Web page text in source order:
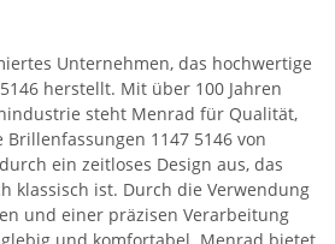
Unternehmen, das hochwertige
herstellt. Mit über 100 Jahren
steht Menrad für Qualität,
1147 5146 von
ein zeitloses Design aus, das
klassisch ist. Durch die Verwendung
und einer präzisen Verarbeitung